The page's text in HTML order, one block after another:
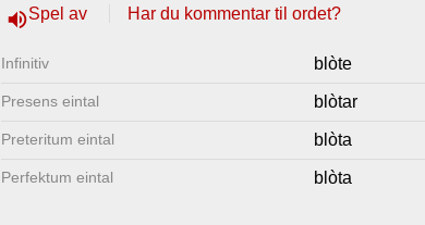
volume_upSpel av Har du kommentar til ordet?
Infinitiv blòte
Presens eintal blòtar
Preteritum eintal blòta
Perfektum eintal blòta